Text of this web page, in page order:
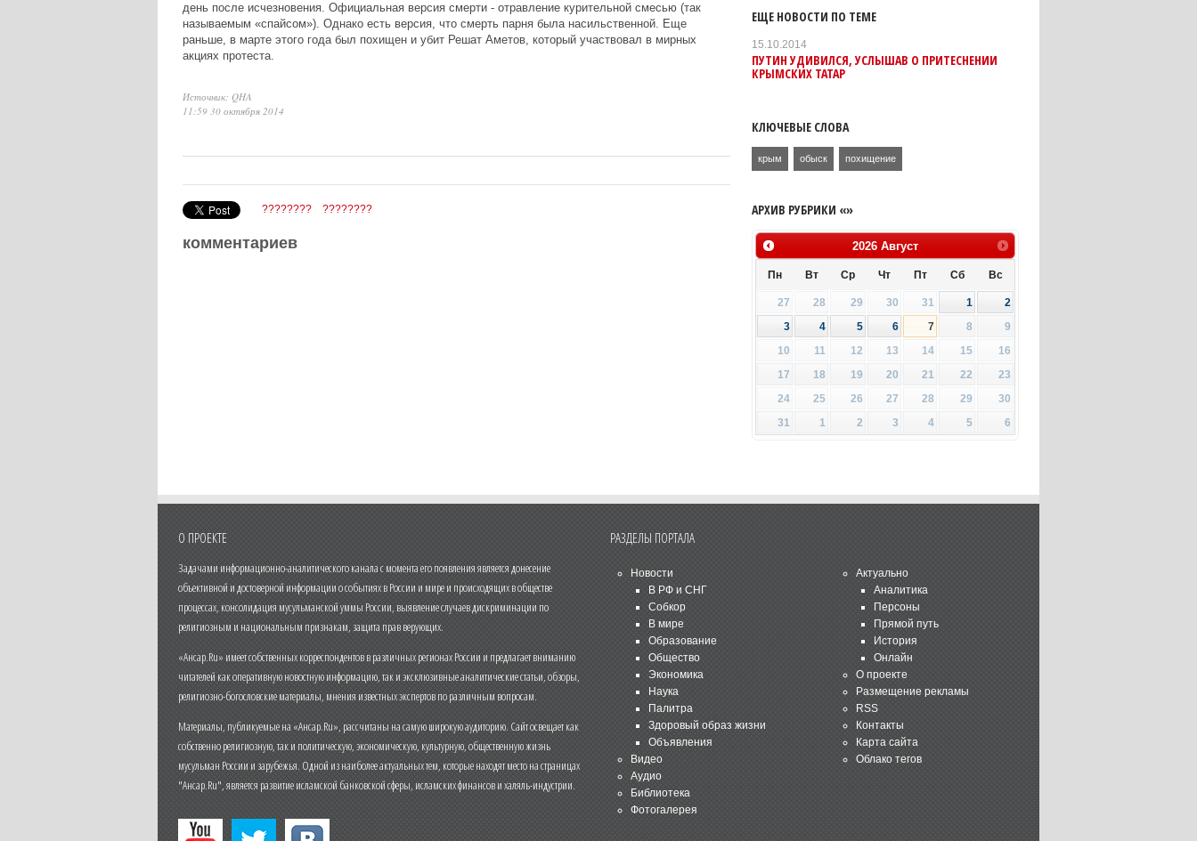
день после исчезновения. Официальная версия смерти - отравление курительной смесью (так
называемым «спайсом»). Однако есть версия, что смерть парня была насильственной. Еще
раньше, в марте этого года был похищен и убит Решат Аметов, который участвовал в мирных
акциях протеста.
Источник: QHA
11:59 30 октября 2014
???????? ????????
комментариев
ЕЩЕ НОВОСТИ ПО ТЕМЕ
15.10.2014
ПУТИН УДИВИЛСЯ, УСЛЫШАВ О ПРИТЕСНЕНИИ
КРЫМСКИХ ТАТАР
КЛЮЧЕВЫЕ СЛОВА
крым обыск похищение
АРХИВ РУБРИКИ «»
2026 Август
Пн Вт Ср Чт Пт Сб Вс
27 28 29 30 31 1
2
3
4 5 6 7 8
9
10
11 12 13 14 15
16
17
18 19 20 21 22
23
24
25 26 27 28 29
30
31
1 2 3 4 5 6
О ПРОЕКТЕ
Задачами информационно-аналитического канала с момента его появления является донесение
объективной и достоверной информации о событиях в России и мире и происходящих в обществе
процессах, консолидация мусульманской уммы России, выявление случаев дискриминации по
религиозным и национальным признакам, защита прав верующих.
«Ансар.Ru» имеет собственных корреспондентов в различных регионах России и предлагает вниманию
читателей как оперативную новостную информацию, так и эксклюзивные аналитические статьи, обзоры,
религиозно-богословские материалы, мнения известных экспертов по различным вопросам.
Материалы, публикуемые на «Ансар.Ru», рассчитаны на самую широкую аудиторию. Сайт освещает как
собственно религиозную, так и политическую, экономическую, культурную, общественную жизнь
мусульман России и зарубежья. Одной из наиболее актуальных тем, которые находят место на страницах
"Ансар.Ru", является развитие исламской банковской сферы, исламских финансов и халяль-индустрии.
РАЗДЕЛЫ ПОРТАЛА
Новости
В РФ и СНГ
Собкор
В мире
Образование
Общество
Экономика
Наука
Палитра
Здоровый образ жизни
Объявления
Видео
Аудио
Библиотека
Фотогалерея
Актуально
Аналитика
Персоны
Прямой путь
История
Онлайн
О проекте
Размещение рекламы
RSS
Контакты
Карта сайта
Облако тегов